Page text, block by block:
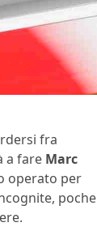
fra
a fare Marc
operato per
poche